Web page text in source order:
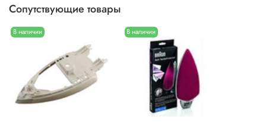
Сопутствующие товары
В наличии В наличии